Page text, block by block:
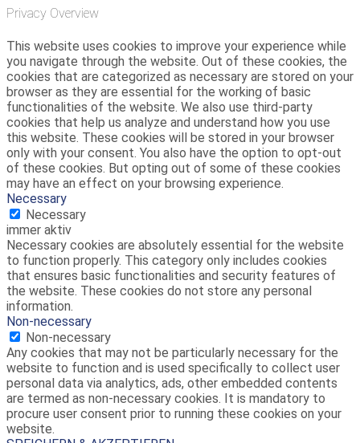
Privacy Overview
This website uses cookies to improve your experience while
you navigate through the website. Out of these cookies, the
cookies that are categorized as necessary are stored on your
browser as they are essential for the working of basic
functionalities of the website. We also use third-party
cookies that help us analyze and understand how you use
this website. These cookies will be stored in your browser
only with your consent. You also have the option to opt-out
of these cookies. But opting out of some of these cookies
may have an effect on your browsing experience.
Necessary
Necessary
immer aktiv
Necessary cookies are absolutely essential for the website
to function properly. This category only includes cookies
that ensures basic functionalities and security features of
the website. These cookies do not store any personal
information.
Non-necessary
Non-necessary
Any cookies that may not be particularly necessary for the
website to function and is used specifically to collect user
personal data via analytics, ads, other embedded contents
are termed as non-necessary cookies. It is mandatory to
procure user consent prior to running these cookies on your
website.